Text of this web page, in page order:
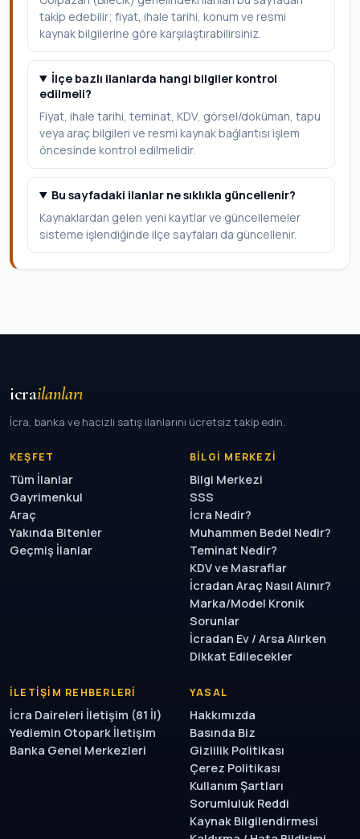
takip edebilir; fiyat, ihale tarihi, konum ve resmi
kaynak bilgilerine göre karşılaştırabilirsiniz.
İlçe bazlı ilanlarda hangi bilgiler kontrol
edilmeli?
Fiyat, ihale tarihi, teminat, KDV, görsel/doküman, tapu
veya araç bilgileri ve resmi kaynak bağlantısı işlem
öncesinde kontrol edilmelidir.
Bu sayfadaki ilanlar ne sıklıkla güncellenir?
Kaynaklardan gelen yeni kayıtlar ve güncellemeler
sisteme işlendiğinde ilçe sayfaları da güncellenir.
icrailanları
İcra, banka ve hacizli satış ilanlarını ücretsiz takip edin.
KEŞFET
Tüm İlanlar
Gayrimenkul
Araç
Yakında Bitenler
Geçmiş İlanlar
BILGI MERKEZI
Bilgi Merkezi
SSS
İcra Nedir?
Muhammen Bedel Nedir?
Teminat Nedir?
KDV ve Masraflar
İcradan Araç Nasıl Alınır?
Marka/Model Kronik
Sorunlar
İcradan Ev / Arsa Alırken
Dikkat Edilecekler
İLETIŞIM REHBERLERI
İcra Daireleri İletişim (81 İl)
Yediemin Otopark İletişim
Banka Genel Merkezleri
YASAL
Hakkımızda
Basında Biz
Gizlilik Politikası
Çerez Politikası
Kullanım Şartları
Sorumluluk Reddi
Kaynak Bilgilendirmesi